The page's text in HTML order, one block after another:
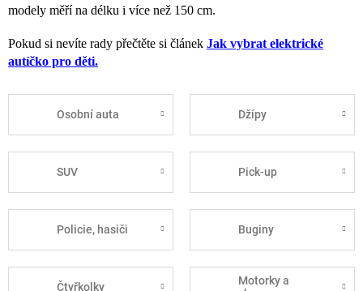
modely měří na délku i více než 150 cm.
Pokud si nevíte rady přečtěte si článek Jak vybrat elektrické
autíčko pro děti.
Osobní auta Džípy
SUV Pick-up
Policie, hasiči Buginy
Čtyřkolky
Motorky a